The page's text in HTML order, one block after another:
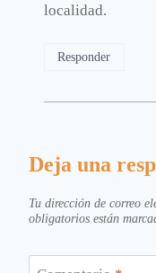
localidad.
Responder
Deja una
Tu dirección de correo
obligatorios están